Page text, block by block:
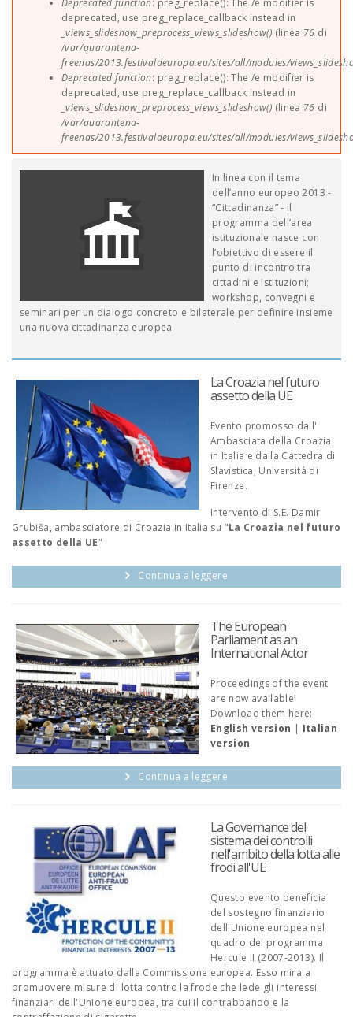
Deprecated function: preg_replace(): The /e modifier is
deprecated, use preg_replace_callback instead in
_views_slideshow_preprocess_views_slideshow() (linea 76 di
/var/quarantena-
freenas/2013.festivaldeuropa.eu/sites/all/modules/
Deprecated function: preg_replace(): The /e modifier is
deprecated, use preg_replace_callback instead in
_views_slideshow_preprocess_views_slideshow() (linea 76 di
/var/quarantena-
freenas/2013.festivaldeuropa.eu/sites/all/modules/
In linea con il tema
dell’anno europeo 2013 -
“Cittadinanza” - il
programma dell’area
istituzionale nasce con
l’obiettivo di essere il
punto di incontro tra
cittadini e istituzioni;
workshop, convegni e
seminari per un dialogo concreto e bilaterale per definire insieme
una nuova cittadinanza europea
La Croazia nel futuro
assetto della UE
Evento promosso dall'
Ambasciata della Croazia
in Italia e dalla Cattedra di
Slavistica, Università di
Firenze.
Intervento di S.E. Damir
Grubiša, ambasciatore di Croazia in Italia su "La Croazia nel futuro
assetto della UE"
Continua a leggere
The European
Parliament as an
International Actor
Proceedings of the event
are now available!
Download them here:
English version | Italian
version
Continua a leggere
La Governance del
sistema dei controlli
nell'ambito della lotta alle
frodi all'UE
Questo evento beneficia
del sostegno finanziario
dell'Unione europea nel
quadro del programma
Hercule II (2007-2013). Il
programma è attuato dalla Commissione europea. Esso mira a
promuovere misure di lotta contro la frode che lede gli interessi
finanziari dell'Unione europea, tra cui il contrabbando e la